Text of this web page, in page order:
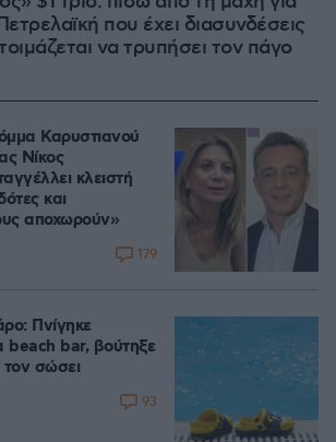
που έχει διασυνδέσεις
να τρυπήσει τον πάγο
Καρυστιανού
Νίκος
κλειστή
και
αποχωρούν»
179
Πνίγηκε
beach bar, βούτηξε
σώσει
93